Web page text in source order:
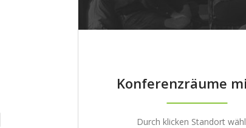
Konferenzräume
Durch klicken Standort